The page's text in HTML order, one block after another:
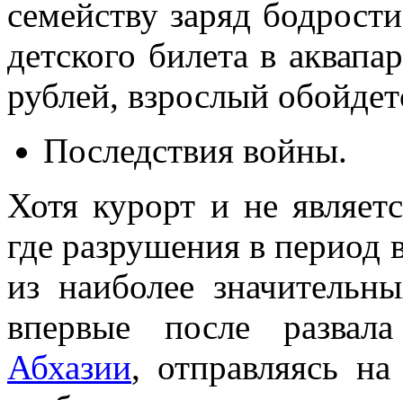
семейству заряд
детского билета в
рублей, взрослый
Последствия войны.
Хотя курорт и не
где разрушения в
из наиболее
впервые после
Абхазии, отправляясь